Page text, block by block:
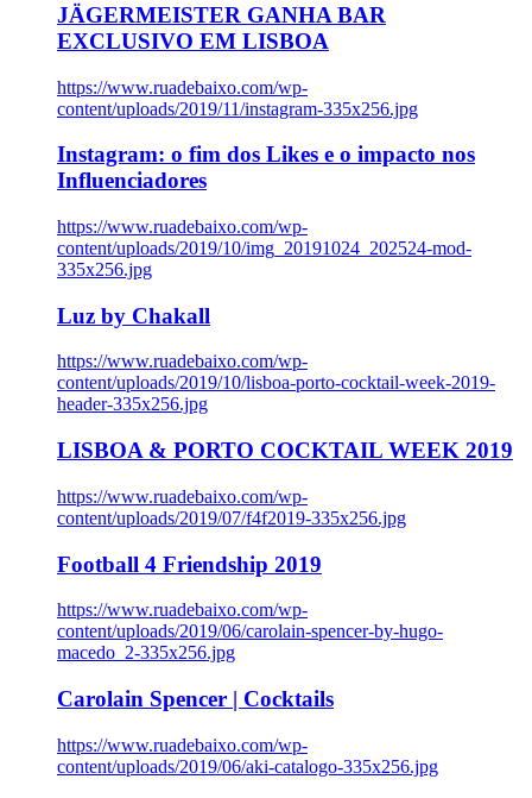
JÄGERMEISTER GANHA BAR
EXCLUSIVO EM LISBOA
https://www.ruadebaixo.com/wp-
content/uploads/2019/11/instagram-335x256.jpg
Instagram: o fim dos Likes e o impacto nos
Influenciadores
https://www.ruadebaixo.com/wp-
content/uploads/2019/10/img_20191024_202524-mod-
335x256.jpg
Luz by Chakall
https://www.ruadebaixo.com/wp-
content/uploads/2019/10/lisboa-porto-cocktail-week-2019-
header-335x256.jpg
LISBOA & PORTO COCKTAIL WEEK 2019
https://www.ruadebaixo.com/wp-
content/uploads/2019/07/f4f2019-335x256.jpg
Football 4 Friendship 2019
https://www.ruadebaixo.com/wp-
content/uploads/2019/06/carolain-spencer-by-hugo-
macedo_2-335x256.jpg
Carolain Spencer | Cocktails
https://www.ruadebaixo.com/wp-
content/uploads/2019/06/aki-catalogo-335x256.jpg